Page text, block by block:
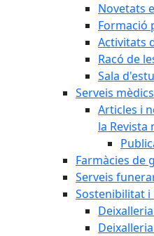
Novetats
Formació
Activitats
Racó de
Sala
Serveis mèdics
Articles i
la Revista
Farmàcies de
Serveis
Sostenibilitat